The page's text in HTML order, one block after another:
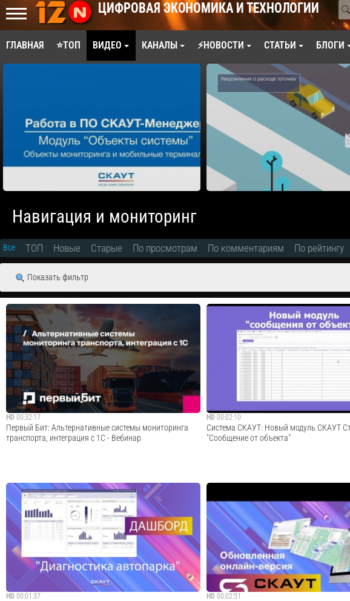
ЦИФРОВАЯ ЭКОНОМИКА И ТЕХНОЛОГИИ
ГЛАВНАЯ ⭐ТОП ВИДЕО КАНАЛЫ ⚡НОВОСТИ СТАТЬИ БЛОГИ
Навигация и мониторинг
Все ТОП Новые Старые По просмотрам По комментариям По рейтингу
Показать фильтр
HD 00:32:17
Первый Бит: Альтернативные системы мониторинга
транспорта, интеграция с 1С - Вебинар
Первый Бит – международный интегратор эффективных
ИТ-решений. Компания уже более 26 лет занимается
автоматизацией бизнеса и разработкой собственных ИТ-
решений. У Первого Бита больше 100 офисов в 9 странах,
в компании работают более 8000 чел...
Cмотреть видео
HD 00:02:10
Система СКАУТ: Новый модуль СКАУТ
"Сообщение от объекта"
Модуль СКАУТ Студио Онлайн "Сообщение
Отображение значений всех датчиков в
• Общее количество сообщений за период
срабатываний по каждому датчику; •
Фильтрация значений в столбцах; • Со...
Cмотреть видео
HD 00:01:37 HD 00:02:51